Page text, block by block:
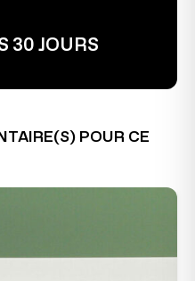
30 JOURS
POUR CE